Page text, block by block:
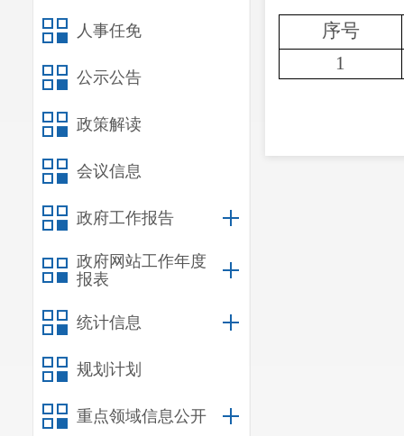
人事任免
公示公告
政策解读
会议信息
政府工作报告
政府网站工作年度
报表
统计信息
规划计划
重点领域信息公开
序号
1